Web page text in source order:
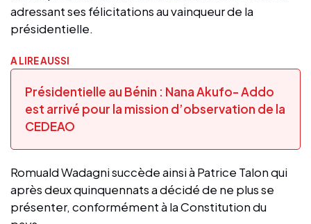
adressant ses félicitations au vainqueur de la
présidentielle.
A LIRE AUSSI
Présidentielle au Bénin : Nana Akufo- Addo
est arrivé pour la mission d’observation de la
CEDEAO
Romuald Wadagni succède ainsi à Patrice Talon qui
après deux quinquennats a décidé de ne plus se
présenter, conformément à la Constitution du